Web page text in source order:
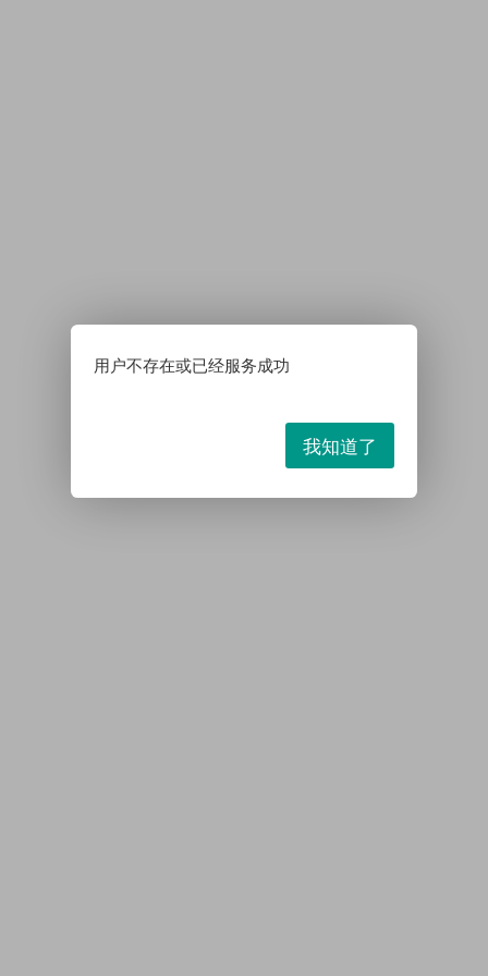
用户不存在或已经服务成功
我知道了